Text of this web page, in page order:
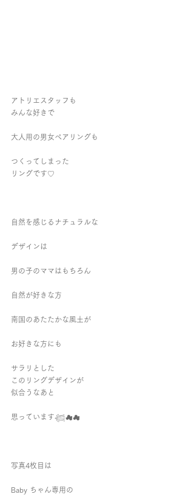
アトリエスタッフも
みんな好きで
大人用の男女ペアリングも
つくってしまった
リングです♡
自然を感じるナチュラルな
デザインは
男の子のママはもちろん
自然が好きな方
南国のあたたかな風土が
お好きな方にも
サラリとした
このリングデザインが
似合うなあと
思っています𓆉︎☁︎☁︎
写真4枚目は
Baby ちゃん専用の